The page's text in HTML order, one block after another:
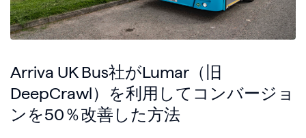
Arriva UK Bus社がLumar（旧
DeepCrawl）を利用してコンバージョ
ンを50％改善した方法